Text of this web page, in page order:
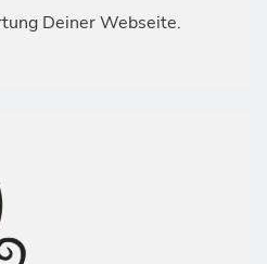
Deiner Webseite.